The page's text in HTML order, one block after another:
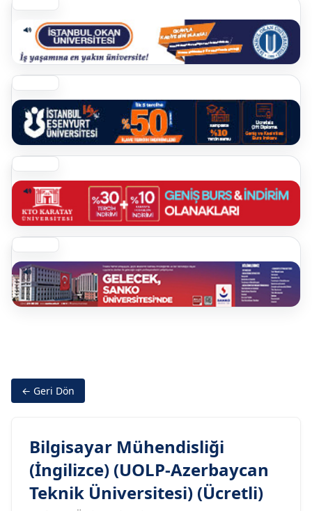
← Geri Dön
Bilgisayar Mühendisliği
(İngilizce) (UOLP-Azerbaycan
Teknik Üniversitesi) (Ücretli)